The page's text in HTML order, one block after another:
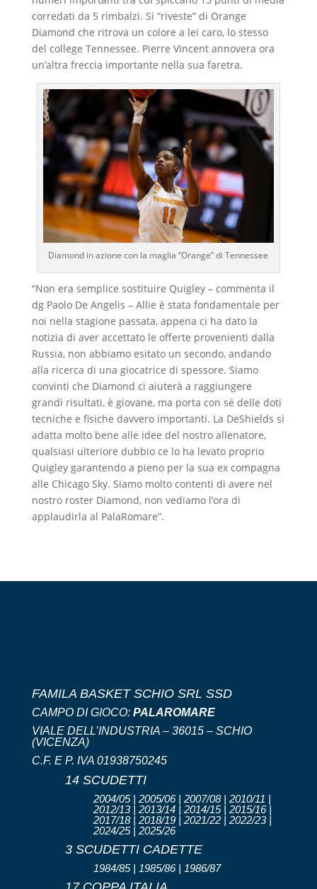
corredati da 5 rimbalzi. Si “riveste” di Orange
Diamond che ritrova un colore a lei caro, lo stesso
del college Tennessee. Pierre Vincent annovera ora
un’altra freccia importante nella sua faretra.
Diamond in azione con la maglia “Orange” di Tennessee
“Non era semplice sostituire Quigley – commenta il
dg Paolo De Angelis – Allie è stata fondamentale per
noi nella stagione passata, appena ci ha dato la
notizia di aver accettato le offerte provenienti dalla
Russia, non abbiamo esitato un secondo, andando
alla ricerca di una giocatrice di spessore. Siamo
convinti che Diamond ci aiuterà a raggiungere
grandi risultati, è giovane, ma porta con sé delle doti
tecniche e fisiche davvero importanti. La DeShields si
adatta molto bene alle idee del nostro allenatore,
qualsiasi ulteriore dubbio ce lo ha levato proprio
Quigley garantendo a pieno per la sua ex compagna
alle Chicago Sky. Siamo molto contenti di avere nel
nostro roster Diamond, non vediamo l’ora di
applaudirla al PalaRomare”.
FAMILA BASKET SCHIO SRL SSD
CAMPO DI GIOCO: PALAROMARE
VIALE DELL’INDUSTRIA – 36015 – SCHIO
(VICENZA)
C.F. E P. IVA 01938750245
14 SCUDETTI
2004/05 | 2005/06 | 2007/08 | 2010/11 |
2012/13 | 2013/14 | 2014/15 | 2015/16 |
2017/18 | 2018/19 | 2021/22 | 2022/23 |
2024/25 | 2025/26
3 SCUDETTI CADETTE
1984/85 | 1985/86 | 1986/87